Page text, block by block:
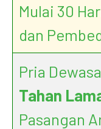
Mulai 30
dan
Pria
Tahan
Pasangan